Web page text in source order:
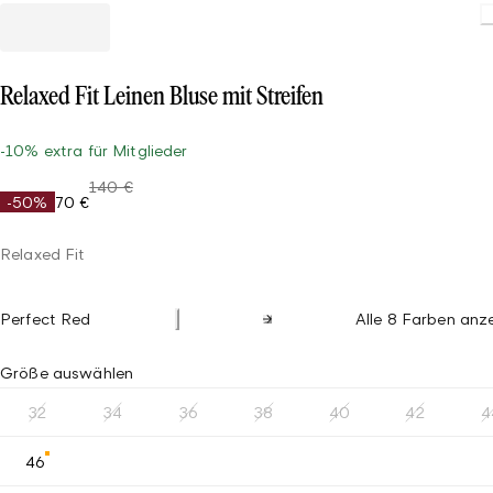
Relaxed Fit Leinen Bluse mit Streifen
-10% extra für Mitglieder
-50% 70 €
140 €
Relaxed Fit
Perfect Red Alle 8 Farben
Größe auswählen
32 34 36 38 40 42
46